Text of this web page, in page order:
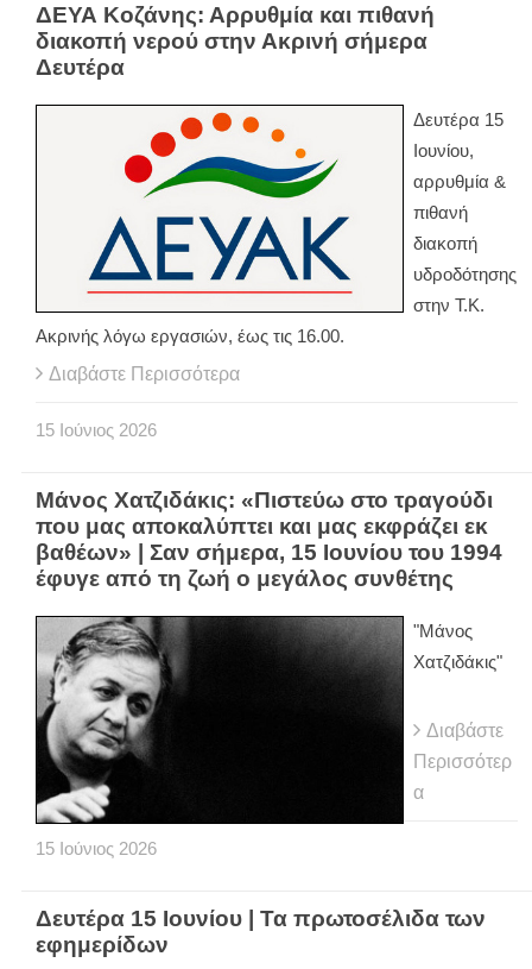
ΔΕΥΑ Κοζάνης: Αρρυθμία και πιθανή
διακοπή νερού στην Ακρινή σήμερα
Δευτέρα
Δευτέρα 15
Ιουνίου,
αρρυθμία &
πιθανή
διακοπή
υδροδότησης
στην Τ.Κ.
Ακρινής λόγω εργασιών, έως τις 16.00.
Διαβάστε Περισσότερα
15 Ιούνιος 2026
Μάνος Χατζιδάκις: «Πιστεύω στο τραγούδι
που μας αποκαλύπτει και μας εκφράζει εκ
βαθέων» | Σαν σήμερα, 15 Ιουνίου του 1994
έφυγε από τη ζωή ο μεγάλος συνθέτης
"Μάνος
Χατζιδάκις"
Διαβάστε
Περισσότερ
α
15 Ιούνιος 2026
Δευτέρα 15 Ιουνίου | Τα πρωτοσέλιδα των
εφημερίδων